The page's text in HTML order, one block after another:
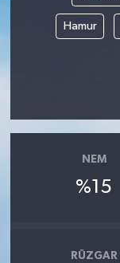
Hamur
NEM
%15
RÜZGAR